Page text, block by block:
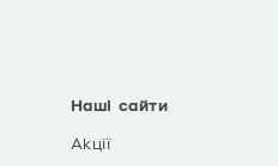
Наші сайти
Акції